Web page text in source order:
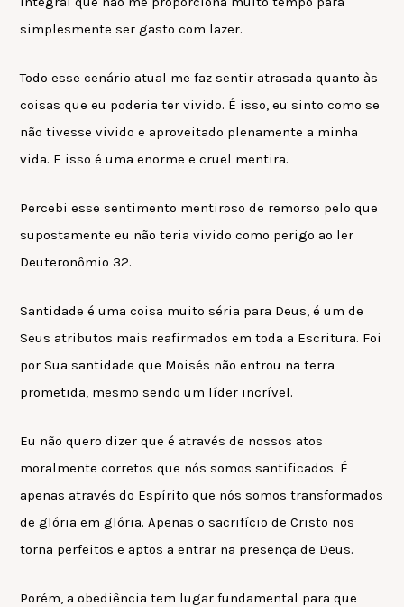
simplesmente ser gasto com lazer.
Todo esse cenário atual me faz sentir atrasada quanto às
coisas que eu poderia ter vivido. É isso, eu sinto como se
não tivesse vivido e aproveitado plenamente a minha
vida. E isso é uma enorme e cruel mentira.
Percebi esse sentimento mentiroso de remorso pelo que
supostamente eu não teria vivido como perigo ao ler
Deuteronômio 32.
Santidade é uma coisa muito séria para Deus, é um de
Seus atributos mais reafirmados em toda a Escritura. Foi
por Sua santidade que Moisés não entrou na terra
prometida, mesmo sendo um líder incrível.
Eu não quero dizer que é através de nossos atos
moralmente corretos que nós somos santificados. É
apenas através do Espírito que nós somos transformados
de glória em glória. Apenas o sacrifício de Cristo nos
torna perfeitos e aptos a entrar na presença de Deus.
Porém, a obediência tem lugar fundamental para que